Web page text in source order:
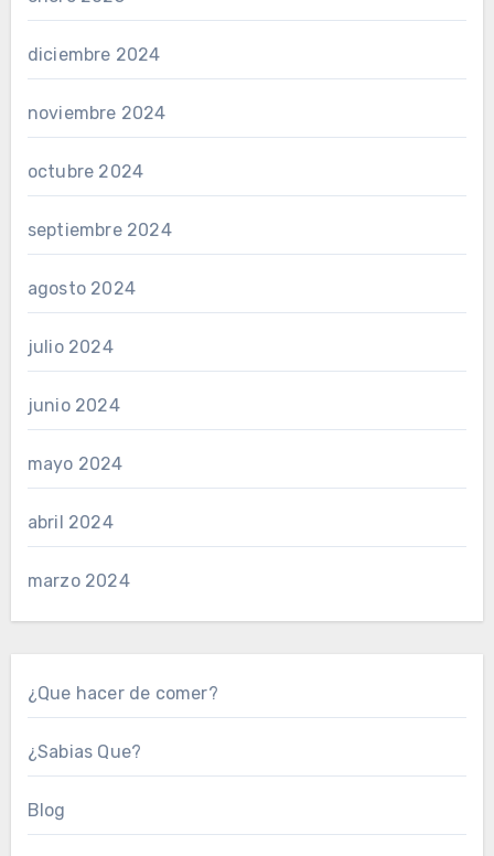
diciembre 2024
noviembre 2024
octubre 2024
septiembre 2024
agosto 2024
julio 2024
junio 2024
mayo 2024
abril 2024
marzo 2024
¿Que hacer de comer?
¿Sabias Que?
Blog